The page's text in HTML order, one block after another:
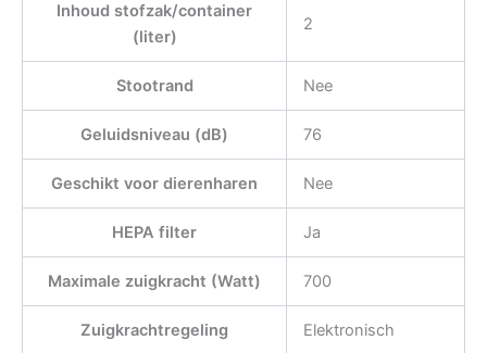
Inhoud stofzak/container
(liter)
2
Stootrand Nee
Geluidsniveau (dB) 76
Geschikt voor dierenharen Nee
HEPA filter Ja
Maximale zuigkracht (Watt) 700
Zuigkrachtregeling Elektronisch